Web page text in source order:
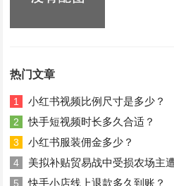
热门文章
1 小红书视频比例尺寸是多少？
2 快手短视频时长多久合适？
3 小红书服装佣金多少？
4 美拟补贴贸易战中受损农场主
5 快手小店线上退款多久到账？